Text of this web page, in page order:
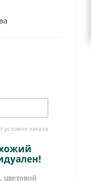
заказа
цветовой